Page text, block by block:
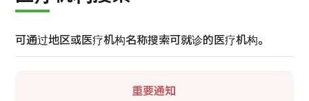
可通过地区或医疗机构名称搜索可就诊的医疗机构。
重要通知